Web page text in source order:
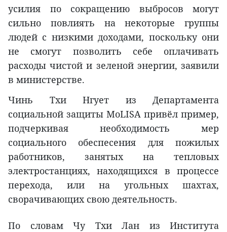
усилия по сокращению выбросов могут
сильно повлиять на некоторые группы
людей с низкими доходами, поскольку они
не смогут позволить себе оплачивать
расходы чистой и зеленой энергии, заявили
в министерстве.
Чинь Тхи Нгует из Департамента
социальной защиты MoLISA привёл пример,
подчеркивая необходимость мер
социального обеспесения для пожилых
работников, занятых на тепловых
электростанциях, находящихся в процессе
перехода, или на угольных шахтах,
сворачивающих свою деятельность.
По словам Чу Тхи Лан из Института